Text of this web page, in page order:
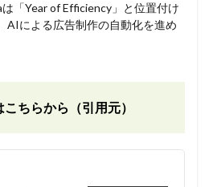
は「Year of Efficiency」と位置付け
AIによる広告制作の自動化を進め
ちらから（引用元）